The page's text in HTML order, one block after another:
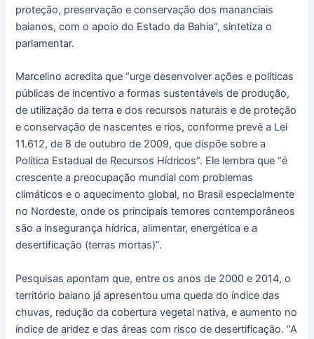
proteção, preservação e conservação dos mananciais
baianos, com o apoio do Estado da Bahia”, sintetiza o
parlamentar.
Marcelino acredita que “urge desenvolver ações e políticas
públicas de incentivo a formas sustentáveis de produção,
de utilização da terra e dos recursos naturais e de proteção
e conservação de nascentes e rios, conforme prevê a Lei
11.612, de 8 de outubro de 2009, que dispõe sobre a
Política Estadual de Recursos Hídricos”. Ele lembra que “é
crescente a preocupação mundial com problemas
climáticos e o aquecimento global, no Brasil especialmente
no Nordeste, onde os principais temores contemporâneos
são a insegurança hídrica, alimentar, energética e a
desertificação (terras mortas)”.
Pesquisas apontam que, entre os anos de 2000 e 2014, o
território baiano já apresentou uma queda do índice das
chuvas, redução da cobertura vegetal nativa, e aumento no
índice de aridez e das áreas com risco de desertificação. “A